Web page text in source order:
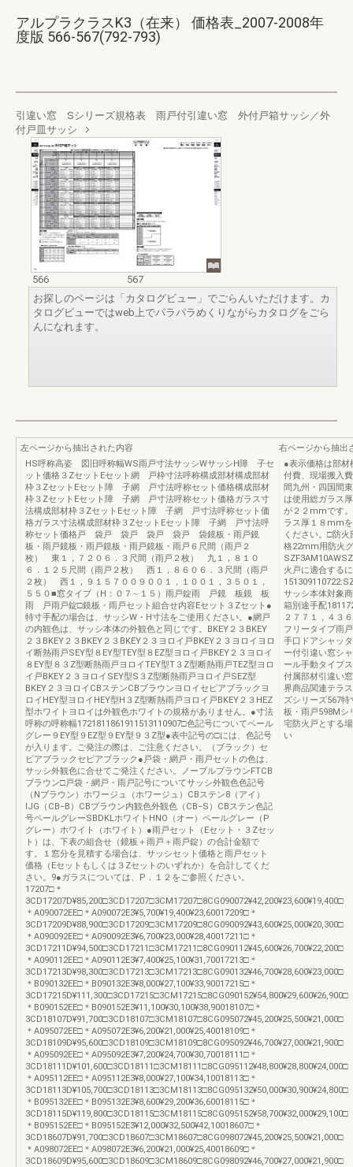
アルプラクラスK3（在来） 価格表_2007-2008年
度版 566-567(792-793)
引違い窓 Sシリーズ規格表 雨戸付引違い窓 外付戸箱サッシ／外
付戸皿サッシ
566
567
お探しのページは「カタログビュー」でごらんいただけます。カ
タログビューではweb上でパラパラめくりながらカタログをごら
んになれます。
左ページから抽出された内容
HS呼称高姿 図旧呼称幅WS雨戸寸法サッシWサッシH障 子セ
ット価格３ZセットEセット網 戸枠寸法呼称構成部材構成部材
枠３ZセットEセット障 子網 戸寸法呼称セット価格構成部材
枠３ZセットEセット障 子網 戸寸法呼称セット価格ガラス寸
法構成部材枠３ZセットEセット障 子網 戸寸法呼称セット価
格ガラス寸法構成部材枠３ZセットEセット障 子網 戸寸法呼
称セット価格戸 袋戸 袋戸 袋戸 袋戸 袋鏡板・雨戸鏡
板・雨戸鏡板・雨戸鏡板・雨戸鏡板・雨戸６尺間（雨戸２
枚） 東１，７２０６．３尺間（雨戸２枚） 九１，８１０
６．１２５尺間（雨戸２枚） 西１，８６０６．３尺間（雨戸
２枚） 西１，９１５７００９００１，１００１，３５０１，
５５０■窓タイプ（H：０７∼１５）雨戸錠雨 戸鏡 板鏡 板
雨 戸雨戸錠□鏡板・雨戸セット組合せ内容Eセット３Zセット●
特寸手配の場合は、サッシW・H寸法をご使用ください。●網戸
の内観色は、サッシ本体の外観色と同じです。BKEY２３BKEY
２３BKEY２３BKEY２３BKEY２３ヨロイ戸BKEY２３ヨロイヨロ
イ断熱雨戸SEY型８EY型TEY型８EZ型ヨロイ戸BKEY２３ヨロイ
８EY型８３Z型断熱雨戸ヨロイTEY型T３Z型断熱雨戸TEZ型ヨロ
イ戸BKEY２３ヨロイSEY型S３Z型断熱雨戸ヨロイ戸SEZ型
BKEY２３ヨロイCBステンCBブラウンヨロイセピアブラックヨ
ロイHEY型ヨロイHEY型H３Z型断熱雨戸ヨロイ戸BKEY２３HEZ
型ホワイトヨロイは外観色ホワイトの規格がありません。●寸法
呼称の呼称幅1721811861911513110907□色記号についてペール
グレー９EY型９EZ型９EY型９３Z型●表中記号の□には、色記号
が入ります。ご発注の際は、ご注意ください。（ブラック）セ
ピアブラックセピアブラック●戸袋・網戸・雨戸セットの色は、
サッシ外観色に合せてご発注ください。ノーブルブラウンFTCB
ブラウン□戸袋・網戸・雨戸記号についてサッシ外観色色記号
（Nブラウン）ホワージュ（ホワージュ）CBステン8（アイ）
IJG（CB−B）CBブラウン内観色外観色（CB−S）CBステン色記
号ペールグレーSBDKLホワイトHNO（オー）ペールグレー（P
グレー）ホワイト（ホワイト）●雨戸セット（Eセット・３Zセッ
ト）は、下表の組合せ（鏡板＋雨戸＋雨戸錠）の合計金額で
す。１窓分を見積する場合は、サッシセット価格と雨戸セット
価格（Eセットもしくは３Zセットのいずれか）を合計してくだ
さい。9●ガラスについては、P．１２をご参照ください。
17207□＊
3CD17207D¥85,200□3CD17207□3CM17207□8CG090072¥42,200¥23,600¥19,400□
＊A090072EE□＊A090072E3¥5,700¥19,400¥23,60017209□＊
3CD17209D¥88,900□3CD17209□3CM17209□8CG090092¥43,600¥25,000¥20,300□
＊A090092EE□＊A090092E3¥6,700¥23,000¥28,40017211□＊
3CD17211D¥94,500□3CD17211□3CM17211□8CG090112¥45,600¥26,700¥22,200□
＊A090112EE□＊A090112E3¥7,400¥25,100¥31,70017213□＊
3CD17213D¥98,300□3CD17213□3CM17213□8CG090132¥46,700¥28,600¥23,000□
＊B090132EE□＊B090132E3¥8,000¥27,100¥33,90017215□＊
3CD17215D¥111,300□3CD17215□3CM17215□8CG090152¥54,800¥29,600¥26,900□
＊B090152EE□＊B090152E3¥11,100¥30,100¥38,90018107□＊
3CD18107D¥91,700□3CD18107□3CM18107□8CG095072¥45,200¥25,500¥21,000□
＊A095072EE□＊A095072E3¥6,200¥21,000¥25,40018109□＊
3CD18109D¥95,600□3CD18109□3CM18109□8CG095092¥46,700¥27,000¥21,900□
＊A095092EE□＊A095092E3¥7,200¥24,700¥30,70018111□＊
3CD18111D¥101,600□3CD18111□3CM18111□8CG095112¥48,800¥28,800¥24,000□
＊A095112EE□＊A095112E3¥8,000¥27,100¥34,10018113□＊
3CD18113D¥105,700□3CD18113□3CM18113□8CG095132¥50,000¥30,900¥24,800□
＊B095132EE□＊B095132E3¥8,600¥29,200¥36,60018115□＊
3CD18115D¥119,800□3CD18115□3CM18115□8CG095152¥58,700¥32,000¥29,100□
＊B095152EE□＊B095152E3¥12,000¥32,500¥42,10018607□＊
3CD18607D¥91,700□3CD18607□3CM18607□8CG098072¥45,200¥25,500¥21,000□
＊A098072EE□＊A098072E3¥6,200¥21,000¥25,40018609□＊
3CD18609D¥95,600□3CD18609□3CM18609□8CG098092¥46,700¥27,000¥21,900□
右ページから抽出
●表示価格は部材
付費、現場搬入
間九州・四国間
は使用総ガラス
が２２mmです
ラス厚１８mm
ください。□防
格22mm用防火
火戸に適合する
サッシ本体対象
箱別途手配
２７７１，４３
フリータイプ雨
手口ドアシャッ
ー付引違い窓シ
ール手動タイプ
付属部材引違い
界商品関連テラ
ズシリーズ567
板・雨戸598Mシ
宅防火戸とする
い